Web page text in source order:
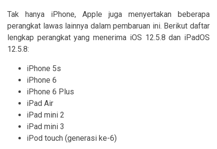
Tak hanya iPhone, Apple juga menyertakan beberapa
perangkat lawas lainnya dalam pembaruan ini. Berikut daftar
lengkap perangkat yang menerima iOS 12.5.8 dan iPadOS
12.5.8:
iPhone 5s
iPhone 6
iPhone 6 Plus
iPad Air
iPad mini 2
iPad mini 3
iPod touch (generasi ke-6)